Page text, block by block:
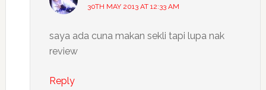
30TH MAY 2013 AT 12:33 AM
saya ada cuna makan sekli tapi lupa nak
review
Reply